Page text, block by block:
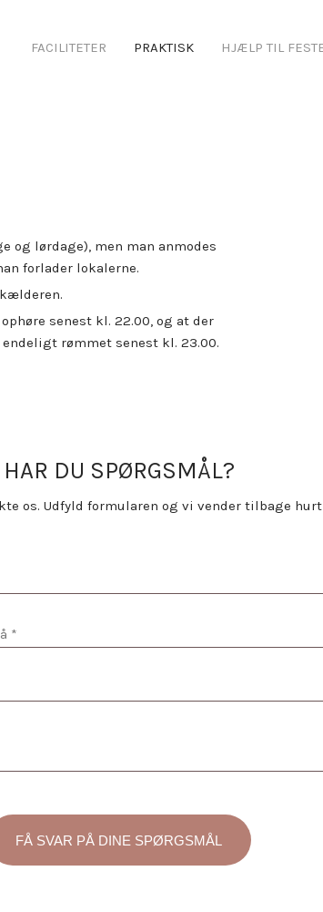
FACILITETER PRAKTISK HJÆLP TIL
og lørdage), men man anmodes
forlader lokalerne.
senest kl. 22.00, og at der
rømmet senest kl. 23.00.
HAR DU SPØRGSMÅL?
os. Udfyld formularen og vi vender tilbage